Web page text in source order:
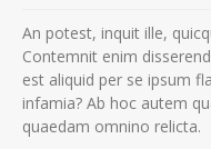
An potest, inquit ille,
Contemnit enim
est aliquid per se ipsum
infamia? Ab hoc autem
quaedam omnino relicta.